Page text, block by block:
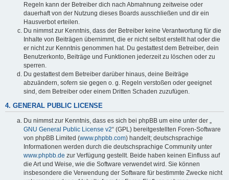
Regeln kann der Betreiber dich nach Abmahnung zeitweise oder
dauerhaft von der Nutzung dieses Boards ausschließen und dir ein
Hausverbot erteilen.
Du nimmst zur Kenntnis, dass der Betreiber keine Verantwortung für die
Inhalte von Beiträgen übernimmt, die er nicht selbst erstellt hat oder die
er nicht zur Kenntnis genommen hat. Du gestattest dem Betreiber, dein
Benutzerkonto, Beiträge und Funktionen jederzeit zu löschen oder zu
sperren.
Du gestattest dem Betreiber darüber hinaus, deine Beiträge
abzuändern, sofern sie gegen o. g. Regeln verstoßen oder geeignet
sind, dem Betreiber oder einem Dritten Schaden zuzufügen.
4. GENERAL PUBLIC LICENSE
Du nimmst zur Kenntnis, dass es sich bei phpBB um eine unter der „
GNU General Public License v2“ (GPL) bereitgestellten Foren-Software
von phpBB Limited (www.phpbb.com) handelt; deutschsprachige
Informationen werden durch die deutschsprachige Community unter
www.phpbb.de zur Verfügung gestellt. Beide haben keinen Einfluss auf
die Art und Weise, wie die Software verwendet wird. Sie können
insbesondere die Verwendung der Software für bestimmte Zwecke nicht